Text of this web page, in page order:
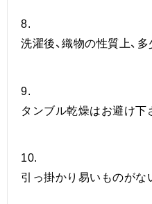
8.
洗濯後、織物の性質上、
9.
タンブル乾燥はお避け下
10.
引っ掛かり易いものがな